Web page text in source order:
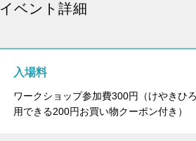
イベント詳細
入場料
ワークショップ参加費300円（けやきひ
用できる200円お買い物クーポン付き）